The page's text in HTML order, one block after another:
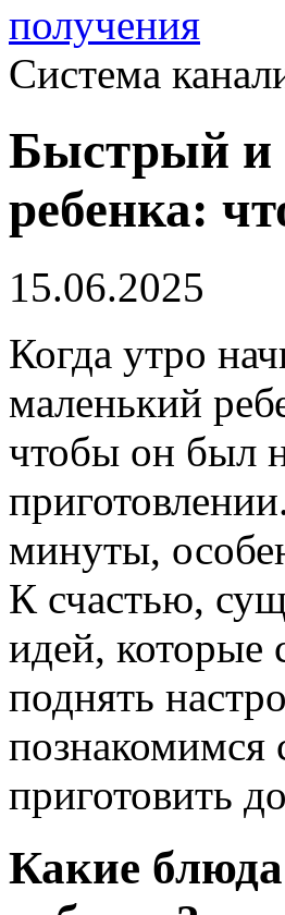
получения
Система
Быстрый и
ребенка:
15.06.2025
Когда утро
маленький
чтобы он был
минуты,
К счастью,
идей, которые
поднять
познакомимся
приготовить
Какие